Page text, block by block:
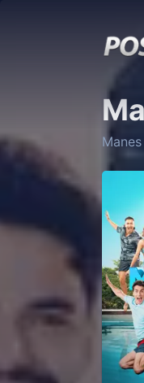
Manes